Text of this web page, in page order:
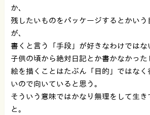
か、
残したいものをパッケージするとかい
が、
書くと言う「手段」が好きなわけではな
子供の頃から絶対日記とか書かなかった
絵を描くことはたぶん「目的」ではなく
いので向いていると思う。
そういう意味ではかなり無理をして生
と。